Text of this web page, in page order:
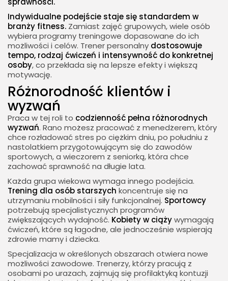
Indywidualne podejście staje się standardem w
branży fitness. Zamiast zajęć grupowych, wiele osób
wybiera programy treningowe dopasowane do ich
możliwości i celów. Trener personalny dostosowuje
tempo, rodzaj ćwiczeń i intensywność do konkretnej
osoby, co przekłada się na lepsze efekty i większą
motywację.
Różnorodność klientów i
wyzwań
Praca w tej roli to codzienność pełna różnorodnych
wyzwań. Rano możesz pracować z menedżerem, który
chce rozładować stres po ciężkim dniu, po południu z
nastolatkiem przygotowującym się do zawodów
sportowych, a wieczorem z seniorką, która chce
zachować sprawność na długie lata.
Każda grupa wiekowa wymaga innego podejścia.
Trening dla osób starszych koncentruje się na
utrzymaniu mobilności i siły funkcjonalnej. Sportowcy
potrzebują specjalistycznych programów
zwiększających wydajność. Kobiety w ciążywymagają
ćwiczeń, które są łagodne, ale jednocześnie wspierają
zdrowie mamy i dziecka.
Specjalizacja w określonych obszarach otwiera nowe
możliwości zawodowe. Trenerzy, którzy pracują z
osobami po urazach, zajmują się profilaktyką kontuzji